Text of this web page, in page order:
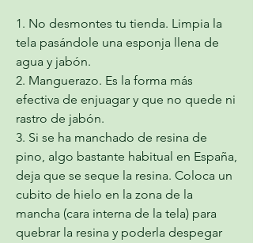
1. No desmontes tu tienda. Limpia la
tela pasándole una esponja llena de
agua y jabón.
2. Manguerazo. Es la forma más
efectiva de enjuagar y que no quede ni
rastro de jabón.
3. Si se ha manchado de resina de
pino, algo bastante habitual en España,
deja que se seque la resina. Coloca un
cubito de hielo en la zona de la
mancha (cara interna de la tela) para
quebrar la resina y poderla despegar